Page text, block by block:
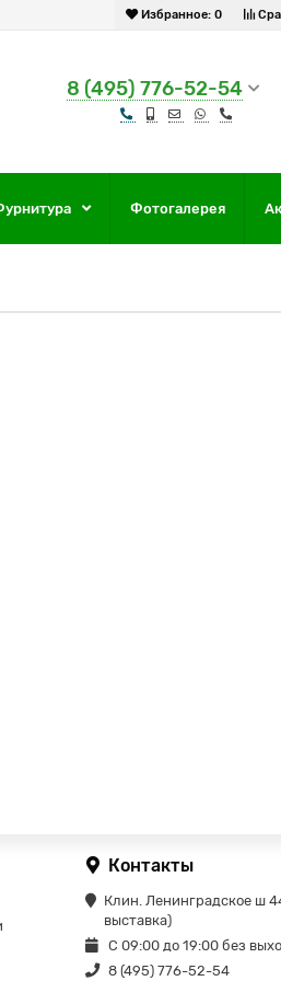
Избранное: 0
8 (495) 776-52-54
Фотогалерея
Контакты
Клин. Ленинградское ш
выставка)
С 09:00 до 19:00 без
8 (495) 776-52-54